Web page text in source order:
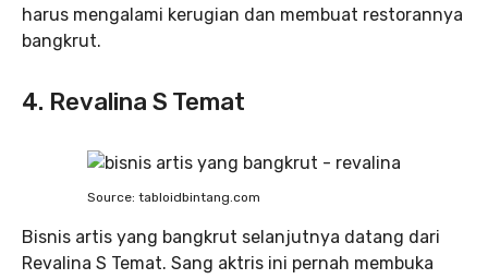
harus mengalami kerugian dan membuat restorannya
bangkrut.
4. Revalina S Temat
Source: tabloidbintang.com
Bisnis artis yang bangkrut selanjutnya datang dari
Revalina S Temat. Sang aktris ini pernah membuka